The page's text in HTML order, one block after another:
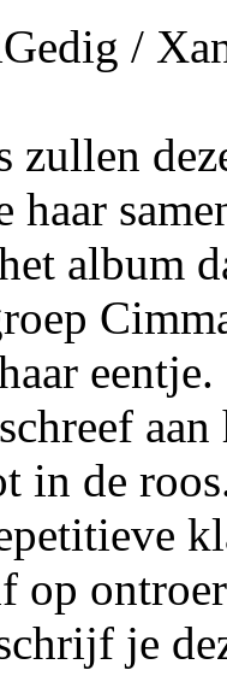
/
zullen
haar
album
in de
op
je